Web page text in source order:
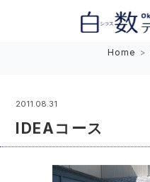
Home >
2011.08.31
IDEAコース